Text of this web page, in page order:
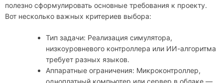
полезно сформулировать основные требования к проекту.
Вот несколько важных критериев выбора:
Тип задачи: Реализация симулятора,
низкоуровневого контроллера или ИИ-алгоритма
требует разных языков.
Аппаратные ограничения: Микроконтроллер,
одноплатный компьютер или сервер в облаке —